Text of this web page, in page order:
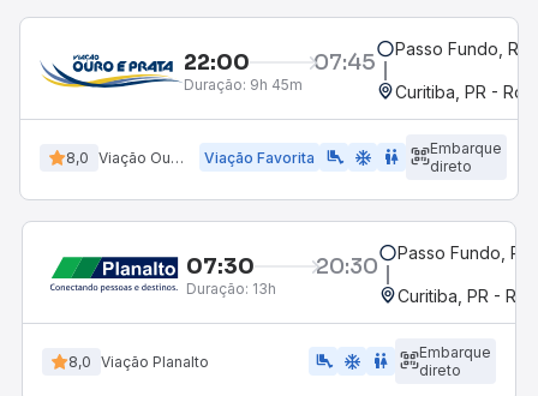
22:00 07:45
Duração: 9h 45m
Passo Fundo, RS
Curitiba, PR -
8,0 Viação Ouro e Prata Viação Favorita airline_seat_legroom_extra ac_unit wc
Embarque
direto
07:30 20:30
Duração: 13h
Passo Fundo, RS
Curitiba, PR -
8,0 Viação Planalto airline_seat_legroom_extra ac_unit WC
Embarque
direto